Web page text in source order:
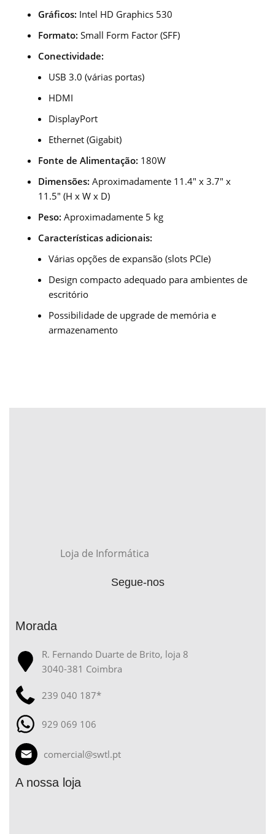
Gráficos: Intel HD Graphics 530
Formato: Small Form Factor (SFF)
Conectividade:
USB 3.0 (várias portas)
HDMI
DisplayPort
Ethernet (Gigabit)
Fonte de Alimentação: 180W
Dimensões: Aproximadamente 11.4″ x 3.7″ x
11.5″ (H x W x D)
Peso: Aproximadamente 5 kg
Características adicionais:
Várias opções de expansão (slots PCIe)
Design compacto adequado para ambientes de
escritório
Possibilidade de upgrade de memória e
armazenamento
Loja de Informática
Segue-nos
Morada
R. Fernando Duarte de Brito, loja 8
3040-381 Coimbra
239 040 187*
929 069 106
comercial@swtl.pt
A nossa loja